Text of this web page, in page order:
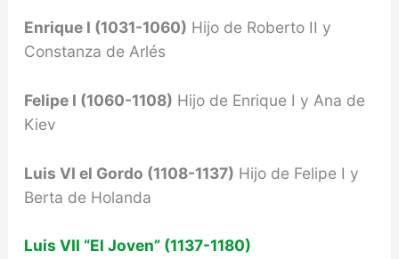
Enrique I (1031-1060) Hijo de Roberto II y
Constanza de Arlés
Felipe I (1060-1108) Hijo de Enrique I y Ana de
Kiev
Luis VI el Gordo (1108-1137) Hijo de Felipe I y
Berta de Holanda
Luis VII “El Joven” (1137-1180)